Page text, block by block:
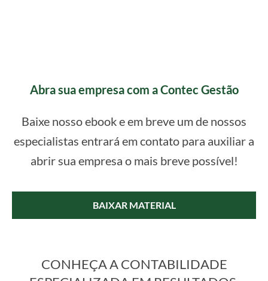
Abra sua empresa com a Contec Gestão
Baixe nosso ebook e em breve um de nossos
especialistas entrará em contato para auxiliar a
abrir sua empresa o mais breve possível!
BAIXAR MATERIAL
CONHEÇA A CONTABILIDADE